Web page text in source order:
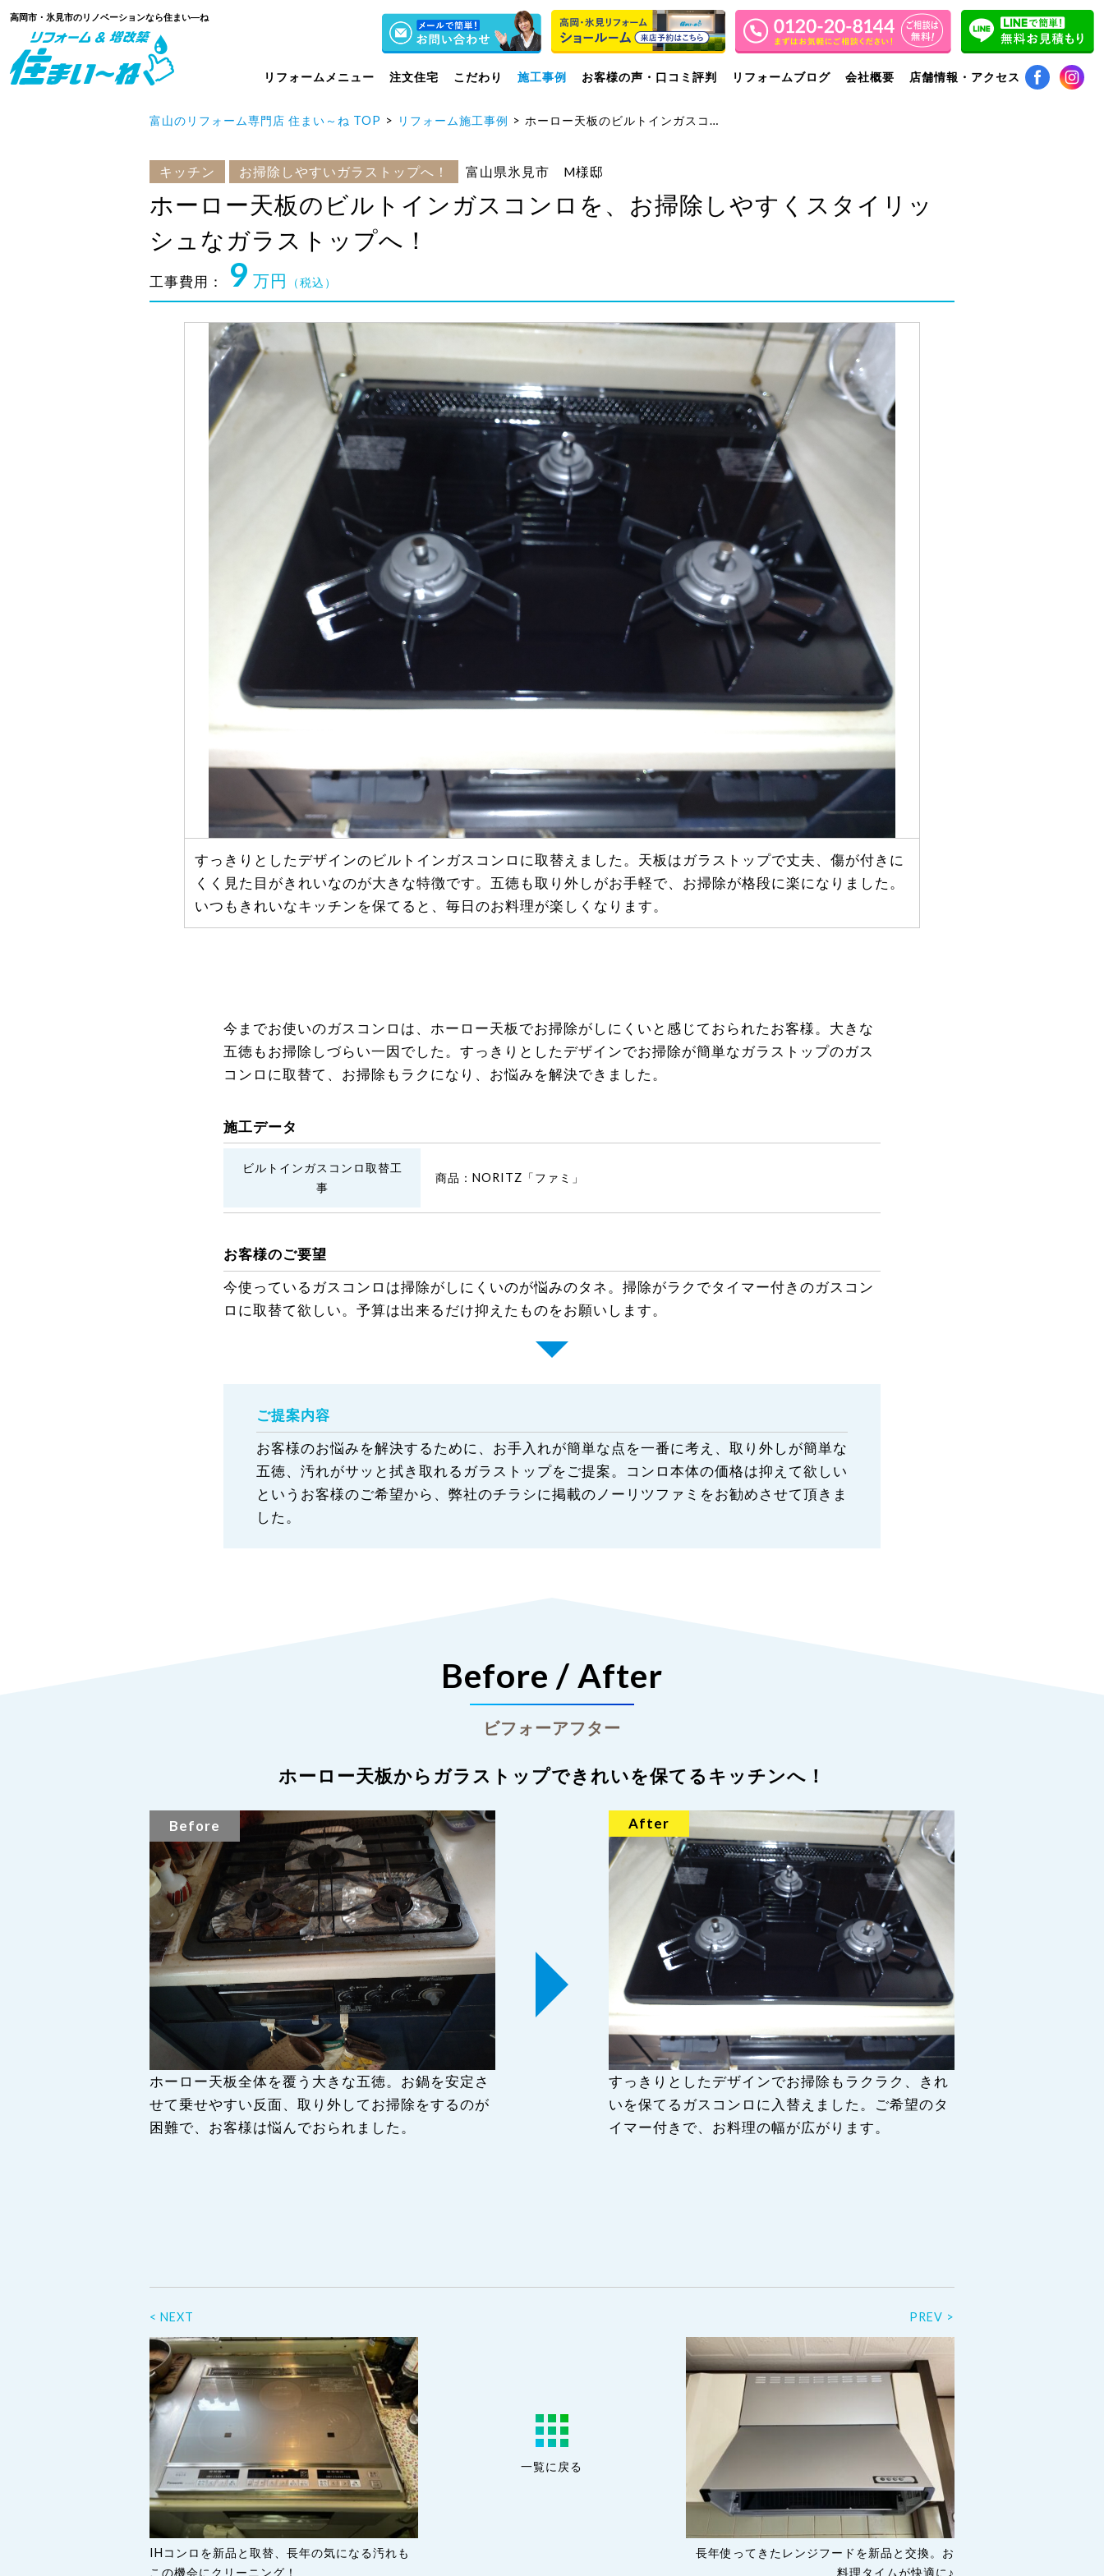
高岡市・氷見市のリノベーションなら住まい―ね
リフォームメニュー 注文住宅 こだわり 施工事例 お客様の声・口コミ評判 リフォームブログ 会社概要 店舗情報・アクセス
富山のリフォーム専門店 住まい～ね TOP リフォーム施工事例 ホーロー天板のビルトインガスコンロを、お掃除しやすくスタイリッシュなガラストップへ！
キッチン お掃除しやすいガラストップへ！ 富山県氷見市 M様邸
ホーロー天板のビルトインガスコンロを、お掃除しやすくスタイリッ
シュなガラストップへ！
工事費用： 9 万円 （税込）
すっきりとしたデザインのビルトインガスコンロに取替えました。天板はガラストップで丈夫、傷が付きに
くく見た目がきれいなのが大きな特徴です。五徳も取り外しがお手軽で、お掃除が格段に楽になりました。
いつもきれいなキッチンを保てると、毎日のお料理が楽しくなります。
今までお使いのガスコンロは、ホーロー天板でお掃除がしにくいと感じておられたお客様。大きな
五徳もお掃除しづらい一因でした。すっきりとしたデザインでお掃除が簡単なガラストップのガス
コンロに取替て、お掃除もラクになり、お悩みを解決できました。
施工データ
ビルトインガスコンロ取替工
事
商品：NORITZ「ファミ」
お客様のご要望
今使っているガスコンロは掃除がしにくいのが悩みのタネ。掃除がラクでタイマー付きのガスコン
ロに取替て欲しい。予算は出来るだけ抑えたものをお願いします。
ご提案内容
お客様のお悩みを解決するために、お手入れが簡単な点を一番に考え、取り外しが簡単な
五徳、汚れがサッと拭き取れるガラストップをご提案。コンロ本体の価格は抑えて欲しい
というお客様のご希望から、弊社のチラシに掲載のノーリツファミをお勧めさせて頂きま
した。
Before / After
ビフォーアフター
ホーロー天板からガラストップできれいを保てるキッチンへ！
Before
ホーロー天板全体を覆う大きな五徳。お鍋を安定さ
せて乗せやすい反面、取り外してお掃除をするのが
困難で、お客様は悩んでおられました。
すっきりとしたデザインでお掃除もラクラク、きれ
いを保てるガスコンロに入替えました。ご希望のタ
イマー付きで、お料理の幅が広がります。
< NEXT
IHコンロを新品と取替、長年の気になる汚れも
この機会にクリーニング！
一覧に戻る
PREV >
長年使ってきたレンジフードを新品と交換。お
料理タイムが快適に♪